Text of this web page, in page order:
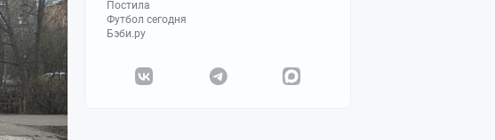
Постила
Футбол сегодня
Бэби.ру